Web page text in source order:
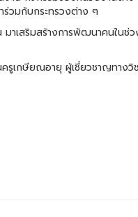
วมกับกระทรวงต่าง ๆ
มาเสริมสร้างการพัฒนาคนในช่
ครูเกษียณอายุ ผู้เชี่ยวชาญทาง